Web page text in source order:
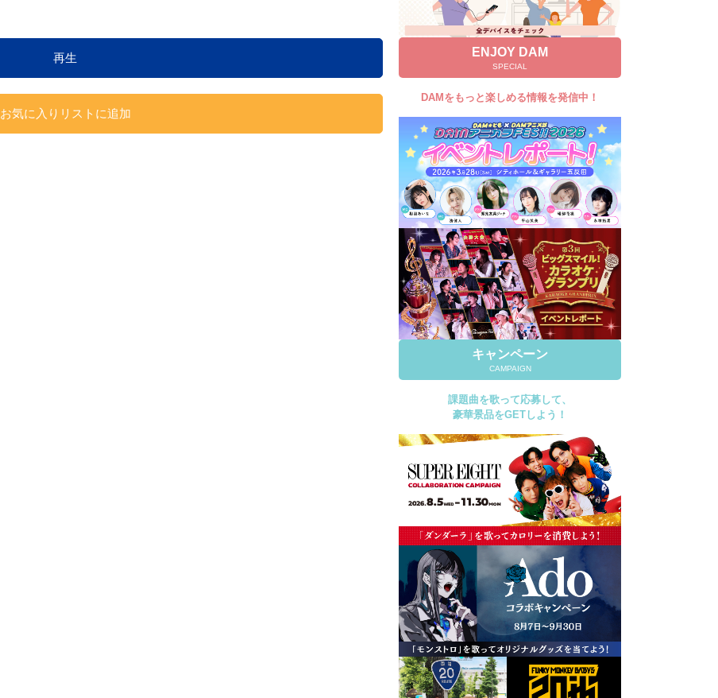
DAMの新曲・ランキングなど
カラオケ最新情報をチェック！
自宅でカラオケ歌い放題！
家族や友達と一緒に！練習にも！
再生
お気に入りリストに追加
ENJOY DAM
SPECIAL
DAMをもっと楽しめる情報を発信中！
キャンペーン
CAMPAIGN
課題曲を歌って応募して、
豪華景品をGETしよう！